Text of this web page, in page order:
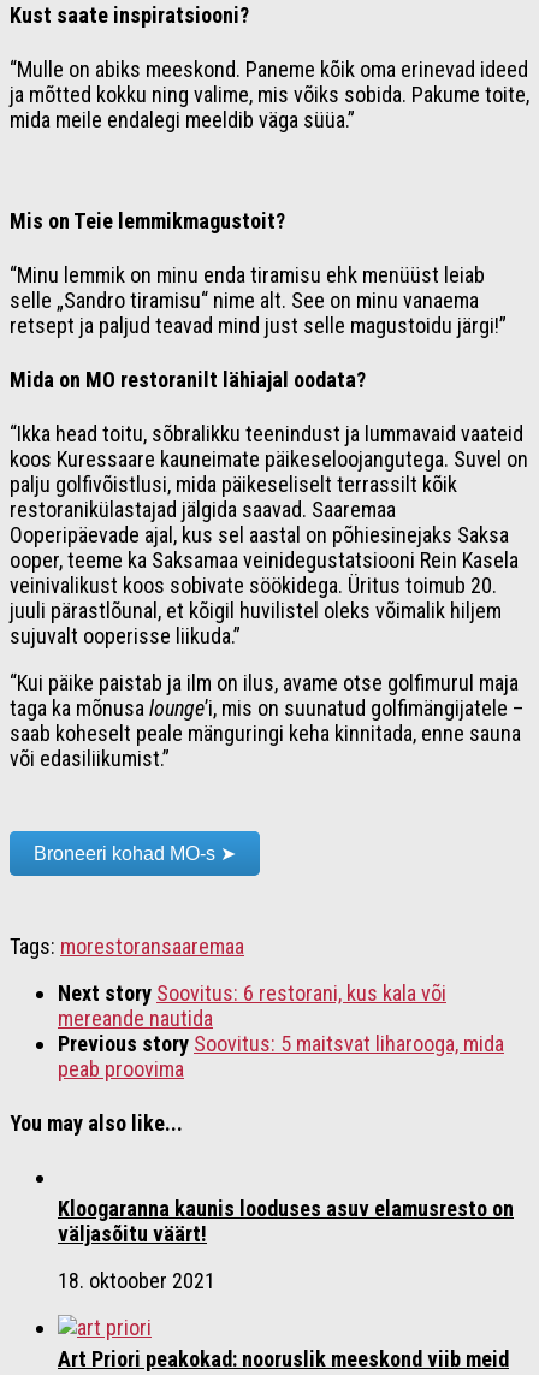
Kust saate inspiratsiooni?
“Mulle on abiks meeskond. Paneme kõik oma erinevad ideed
ja mõtted kokku ning valime, mis võiks sobida. Pakume toite,
mida meile endalegi meeldib väga süüa.”
Mis on Teie lemmikmagustoit?
“Minu lemmik on minu enda tiramisu ehk menüüst leiab
selle „Sandro tiramisu“ nime alt. See on minu vanaema
retsept ja paljud teavad mind just selle magustoidu järgi!”
Mida on MO restoranilt lähiajal oodata?
“Ikka head toitu, sõbralikku teenindust ja lummavaid vaateid
koos Kuressaare kauneimate päikeseloojangutega. Suvel on
palju golfivõistlusi, mida päikeseliselt terrassilt kõik
restoranikülastajad jälgida saavad. Saaremaa
Ooperipäevade ajal, kus sel aastal on põhiesinejaks Saksa
ooper, teeme ka Saksamaa veinidegustatsiooni Rein Kasela
veinivalikust koos sobivate söökidega. Üritus toimub 20.
juuli pärastlõunal, et kõigil huvilistel oleks võimalik hiljem
sujuvalt ooperisse liikuda.”
“Kui päike paistab ja ilm on ilus, avame otse golfimurul maja
taga ka mõnusa lounge’i, mis on suunatud golfimängijatele –
saab koheselt peale mänguringi keha kinnitada, enne sauna
või edasiliikumist.”
Broneeri kohad MO-s ➤
Tags: morestoransaaremaa
Next story Soovitus: 6 restorani, kus kala või
mereande nautida
Previous story Soovitus: 5 maitsvat liharooga, mida
peab proovima
You may also like...
Kloogaranna kaunis looduses asuv elamusresto on
väljasõitu väärt!
18. oktoober 2021
Art Priori peakokad: nooruslik meeskond viib meid